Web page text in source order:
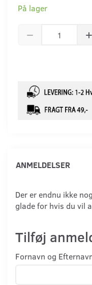
På lager
ANMELDELSER
Der er endnu ikke
glade for hvis du vil
Tilføj
Fornavn og